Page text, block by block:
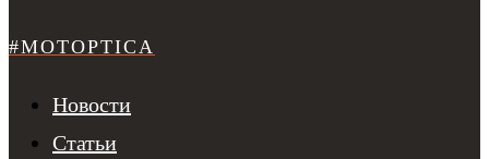
#MOTOPTICA
Новости
Статьи